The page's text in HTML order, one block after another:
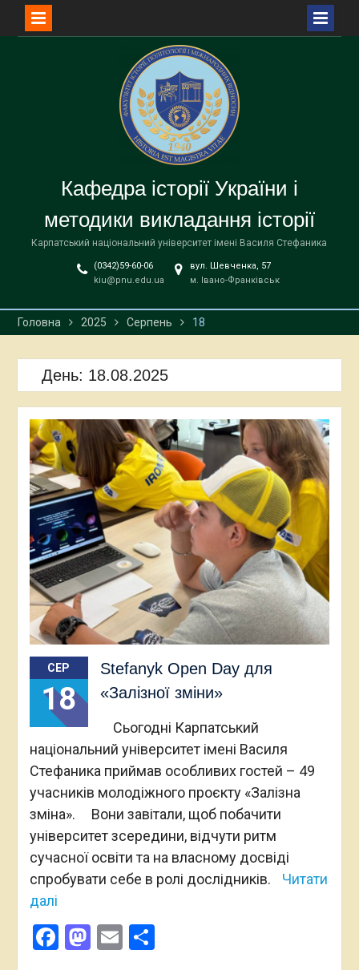
Кафедра історії України і
методики викладання історії
Карпатський національний університет імені Василя Стефаника
(0342)59-60-06
kiu@pnu.edu.ua
вул. Шевченка, 57
м. Івано-Франківськ
Головна 2025 Серпень 18
День: 18.08.2025
СЕР
18
Stefanyk Open Day для
«Залізної зміни»
Сьогодні Карпатський
національний університет імені Василя
Стефаника приймав особливих гостей – 49
учасників молодіжного проєкту «Залізна
зміна». Вони завітали, щоб побачити
університет зсередини, відчути ритм
сучасної освіти та на власному досвіді
спробувати себе в ролі дослідників.
Читати
далі
Facebook
Mastodon
EmailПоділитися